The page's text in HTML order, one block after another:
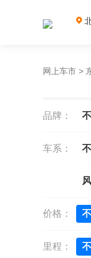
网上车市 >
品牌：
车系：
价格：
里程：